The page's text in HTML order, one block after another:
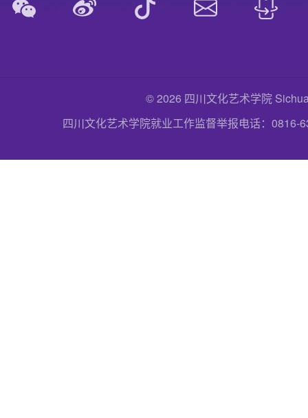
© 2026 四川文化艺术学院
四川文化艺术学院就业工作监督举报电话：